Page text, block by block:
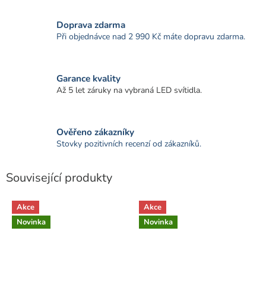
Doprava zdarma
Při objednávce nad 2 990 Kč máte dopravu zdarma.
Garance kvality
Až 5 let záruky na vybraná LED svítidla.
Ověřeno zákazníky
Stovky pozitivních recenzí od zákazníků.
Související produkty
Akce
Novinka
Akce
Novinka